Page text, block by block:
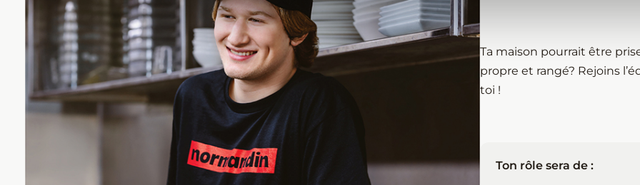
Ta maison pourrait être
propre et rangé? Rejoins
toi !
Ton rôle sera de :